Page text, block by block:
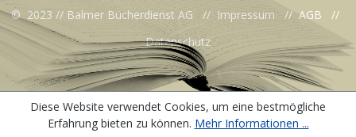
© 2023 // Balmer Bücherdienst AG // Impressum // AGB //
Datenschutz
Diese Website verwendet Cookies, um eine bestmögliche
Erfahrung bieten zu können. Mehr Informationen ...